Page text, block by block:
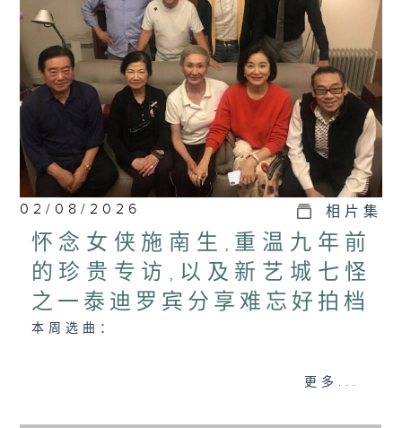
02/08/2026 相片集
怀念女侠施南生,重温九年前
的珍贵专访,以及新艺城七怪
之一泰迪罗宾分享难忘好拍档
本周选曲：
更多...